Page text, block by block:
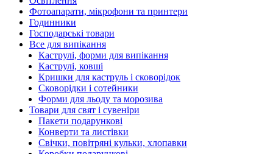
Фотоапарати, мікрофони та принтери
Годинники
Господарські товари
Все для випікання
Каструлі, форми для випікання
Каструлі, ковші
Кришки для каструль і сковорідок
Сковорідки і сотейники
Форми для льоду та морозива
Товари для свят і сувеніри
Пакети подарункові
Конверти та листівки
Свічки, повітряні кульки, хлопавки